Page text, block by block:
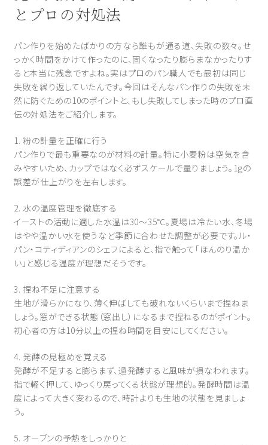
とプロの対処法
パン作りを始めたばかりの方なら誰もが通る道、失敗の数々。せ
っかく時間をかけて作ったのに、固くなったり膨らまなかったりす
ると本当に残念ですよね。実はプロのパン職人でも最初は同じ
失敗を繰り返していたんです。今回はそんなパン作りの失敗を未
然に防ぐための10のポイントと、もし失敗してしまった時のプロ直
伝の対処法をご紹介します。
1. 粉の計量を正確に行う
パン作りで最も重要なのが材料の計量。特に小麦粉は空気を含
みやすいため、カップではなく必ずスケールで量りましょう。1gの
誤差が仕上がりを左右します。
2. 水の温度管理を徹底する
イーストの活動に適した水温は30〜35℃。夏場は冷たい水、冬場
はやや温かい水を使うなど季節に合わせた調整が必要です。ル・
パン・コティディアンのシェフによると、指で触って「ほんのり温か
い」と感じる温度が理想だそうです。
3. 捏ね不足に注意する
生地が滑らかになり、薄く伸ばしても破れないくらいまで捏ねま
しょう。窓ができる状態（窓出し）になるまで捏ねるのがポイント。
初心者の方は10分以上の捏ね時間を目安にしてください。
4. 発酵の見極めを覚える
発酵が不足すると膨らまず、過発酵すると風味が損なわれます。
指で軽く押して、ゆっくり戻ってくる状態が理想的。発酵時間は温
度によって大きく変わるので、時計よりも生地の状態を見ましょ
う。
5. オーブンの予熱をしっかりと